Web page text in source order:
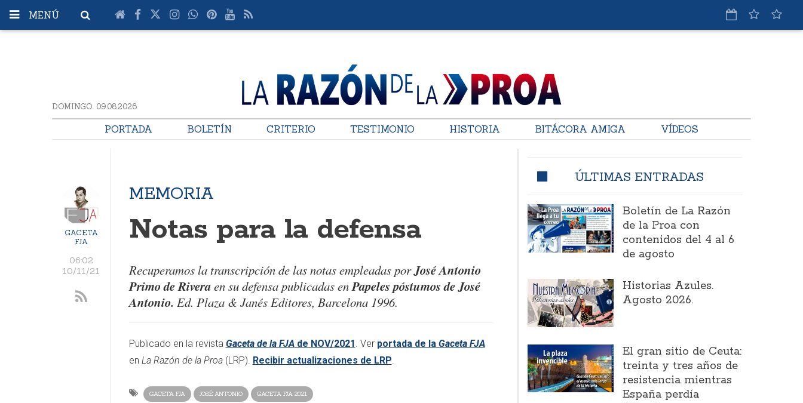
MENÚ
DOMINGO. 09.08.2026
PORTADA BOLETÍN CRITERIO TESTIMONIO HISTORIA BITÁCORA AMIGA VÍDEOS
GACETA
FJA
06:02
10/11/21
MEMORIA
Notas para la defensa
Recuperamos la transcripción de las notas empleadas porJosé Antonio
Primo de Riveraen su defensa publicadas enPapeles póstumos de José
Antonio. Ed. Plaza & Janés Editores, Barcelona 1996.
Publicado en la revista Gaceta de la FJAde NOV/2021 . Ver portada de laGaceta FJA
en La Razón de la Proa(LRP). Recibir actualizaciones de LRP.​​​
GACETA FJA JOSÉ ANTONIO GACETA FJA 2021
ÚLTIMAS ENTRADAS
Boletín de La Razón
de la Proa con
contenidos del 4 al 6
de agosto
Historias Azules.
Agosto 2026.
El gran sitio de Ceuta:
treinta y tres años de
resistencia mientras
España perdía